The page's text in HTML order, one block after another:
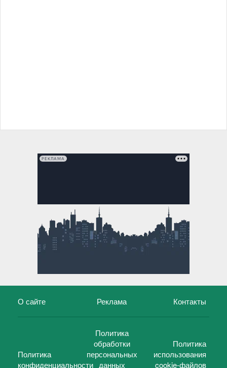
РЕКЛАМА
О сайте Реклама Контакты
Политика
конфиденциальности
Политика
обработки
персональных
данных
Политика
использования
cookie-файлов